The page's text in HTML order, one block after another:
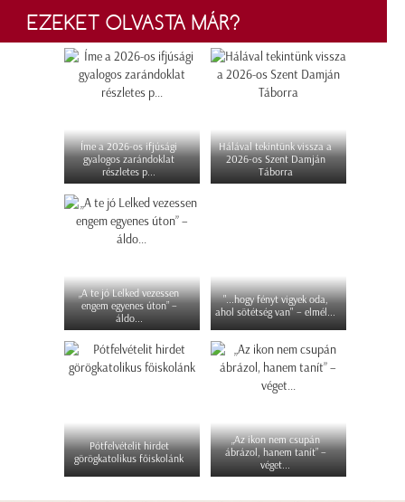
EZEKET OLVASTA MÁR?
Íme a 2026-os ifjúsági
gyalogos zarándoklat
részletes p...
Hálával tekintünk vissza a
2026-os Szent Damján
Táborra
„A te jó Lelked vezessen
engem egyenes úton” –
áldo...
"...hogy fényt vigyek oda,
ahol sötétség van" – elmél...
Pótfelvételit hirdet
görögkatolikus főiskolánk
„Az ikon nem csupán
ábrázol, hanem tanít” –
véget...